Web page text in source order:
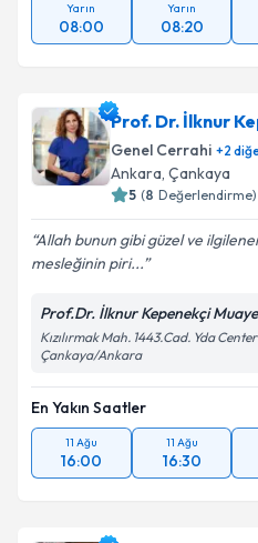
Yarın
08:00
Yarın
08:20
Prof. Dr. İlknur
Genel Cerrahi +2
Ankara, Çankaya
5 (8 Değerlendirme)
Allah bunun gibi güzel ve
mesleğinin piri...
Prof.Dr. İlknur Kepenekçi
Kızılırmak Mah. 1443.Cad. Yda
Çankaya/Ankara
En Yakın Saatler
11 Ağu
16:00
11 Ağu
16:30